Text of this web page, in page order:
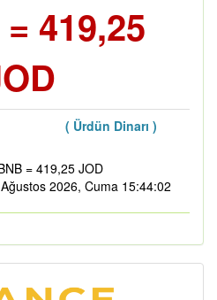
419,25
( Ürdün Dinarı )
= 419,25 JOD
2026, Cuma 15:44:02